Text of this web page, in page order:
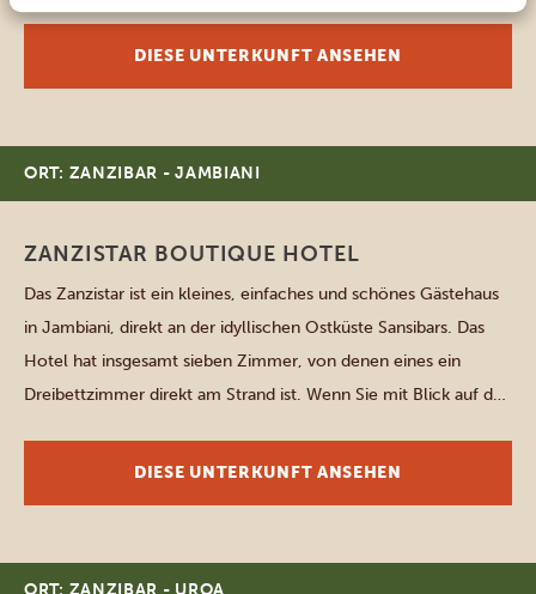
einem unberührten Strand mit dem türkisfarbenen Indischen
Ozean als HIntergrund. Die Zimmer sind mit einer Klimaanlage
DIESE UNTERKUNFT ANSEHEN
ORT: ZANZIBAR - JAMBIANI
ZANZISTAR BOUTIQUE HOTEL
Das Zanzistar ist ein kleines, einfaches und schönes Gästehaus
in Jambiani, direkt an der idyllischen Ostküste Sansibars. Das
Hotel hat insgesamt sieben Zimmer, von denen eines ein
Dreibettzimmer direkt am Strand ist. Wenn Sie mit Blick auf den
Barfußparadies befinden! Die anderen Zimmer sind
DIESE UNTERKUNFT ANSEHEN
ORT: ZANZIBAR - UROA